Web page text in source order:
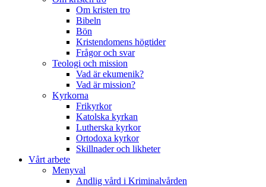
Om kristen tro
Bibeln
Bön
Kristendomens högtider
Frågor och svar
Teologi och mission
Vad är ekumenik?
Vad är mission?
Kyrkorna
Frikyrkor
Katolska kyrkan
Lutherska kyrkor
Ortodoxa kyrkor
Skillnader och likheter
Vårt arbete
Menyval
Andlig vård i Kriminalvården